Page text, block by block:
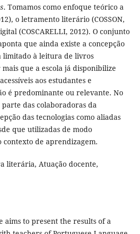
. Tomamos como enfoque teórico a
o letramento literário (COSSON,
(COSCARELLI, 2012). O conjunto
que ainda existe a concepção
à leitura de livros
que a escola já disponibilize
aos estudantes e
é predominante ou relevante. No
das colaboradoras da
das tecnologias como aliadas
que utilizadas de modo
contexto de aprendizagem.
literária, Atuação docente,
aims to present the results of a